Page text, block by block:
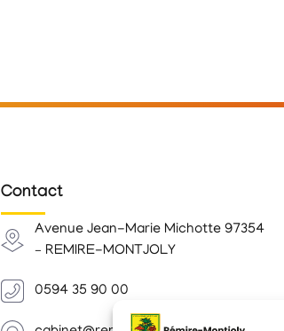
Contact
Avenue Jean-Marie Michotte 97354
– REMIRE-MONTJOLY
0594 35 90 00